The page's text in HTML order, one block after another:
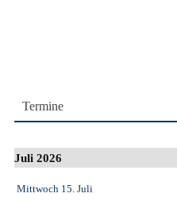
Termine
Juli 2026
Mittwoch 15. Juli